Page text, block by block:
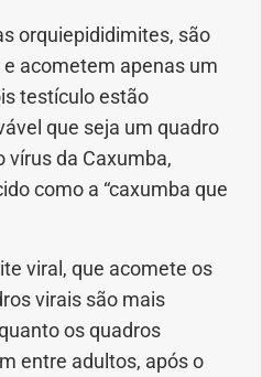
orquiepididimites, são
acometem apenas um
testículo estão
que seja um quadro
vírus da Caxumba,
como a “caxumba que
viral, que acomete os
virais são mais
os quadros
entre adultos, após o